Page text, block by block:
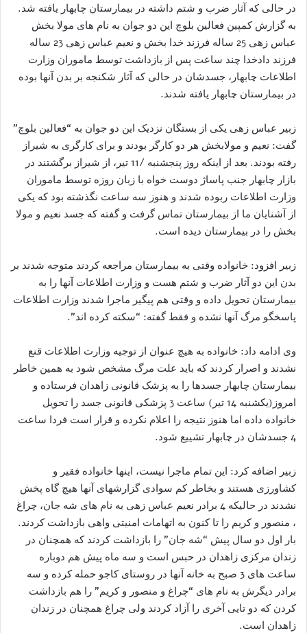
در حالی که آثار ضرب و شتم داشته در بیمارستان چابهار یافته شد.
به گزارش کمپین فعالین بلوچ این دو جوان به نام های مولا بخش
عباس زهی 25 ساله فرزند خدا بخش و نعیم عباس زهی 23 ساله
فرزند دادخدا چند ساعت پس از بازداشت توسط ماموران وزارت
اطلاعات چابهار، جسدشان در حالی که آثار شکنجه بر بدن آنها بوده
در بیمارستان چابهار یافته شدند.
زبیر عباس زهی یکی از بستگان نزدیک این دو جوان به “فعالین بلوچ”
گفت: نعیم و مولابخش هر دو کارگر بودند و برای کارگری به شیراز
رفته بودند. بعد از اینکه روز پنجشنبه /11 تیر، از شیراز برگشتند در
بازار چابهار جنب پاساژ دوست خواه با زبان روزه توسط ماموران
وزارت اطلاعات ربوده شدند و هنوز سه ساعت نگذشته بود که یکی
از آشنایان ما از بیمارستان تماس گرفت و گفته که جسد نعیم و مولا
بخش را در بیمارستان دیده است.
زبیر افزود: خانواده وقتی به بیمارستان مراجعه کردند متوجه شدند بر
بدن این دو آثار ضرب و شتم هست و وزارت اطلاعات آنها را به
بیمارستان تحویل داده و وقتی هم پیگیر ماجرا شدند وزارت اطلاعات
پاسخگو مرگ آنها نشده و فقط گفته: “سکته کرده اند”.
وی ادامه داد: خانواده به هیچ عنوان از توجیه وزارت اطلاعات قنع
نشدند و اصرار کردند که باید علت مرگ مشخص شود به همین خاطر
بیمارستان چابهار جسدها را به پزشک قانونی زاهدان فرستاده و
امروز(یکشنبه 14 تیر) ساعت 3 پزشکی قانونی جسد را تحویل
خانواده داده اما هنوز نتیجه را اعلام نکرده و قرار است فردا ساعت
4 جسدشان در چابهار تشییع شود.
زبیر اضافه کرد: این تمام ماجرا نیست، اینها خانواده فقیر و
کشاورزی هستند و بخاطر کم سوادی گزارشهای آنها هیچ گاه پخش
نشدند در حالیکه 4 برادر نعیم عباس زهی به نام های شه جان، چراغ
، منصور و کریم را تا کنون به اتهامات امنیتی واهی بازداشت کردند.
بار اول دو سال پیش “شه جان” را بازداشت کردند که همچنان در
زندان مرکزی زاهدان در حبس است و سه ماه پیش هم دوباره
ساعت های 3 صبح به خانه آنها در روستای کاجو حمله کرده و سه
برادر دیگرش به نام های “چراغ و منصور و کریم” را هم بازداشت
کردن که دو تایی آخری را آزاد کردند ولی چراغ همچنان در زندان
زاهدان است.